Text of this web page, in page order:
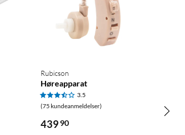
Rubicson
Høreapparat
3.5
(75 kundeanmeldelser)
439 90